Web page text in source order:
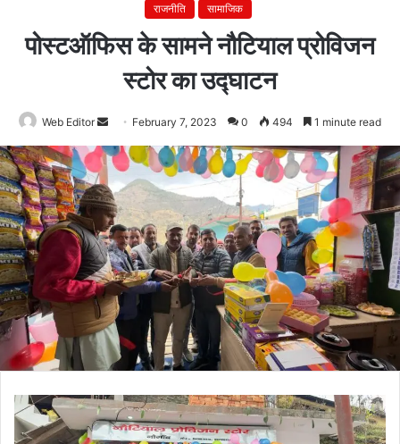
राजनीति सामाजिक
पोस्टऑफिस के सामने नौटियाल प्रोविजन
स्टोर का उद्घाटन
Web Editor
Send
an
email
February 7, 2023 0 494 1 minute read